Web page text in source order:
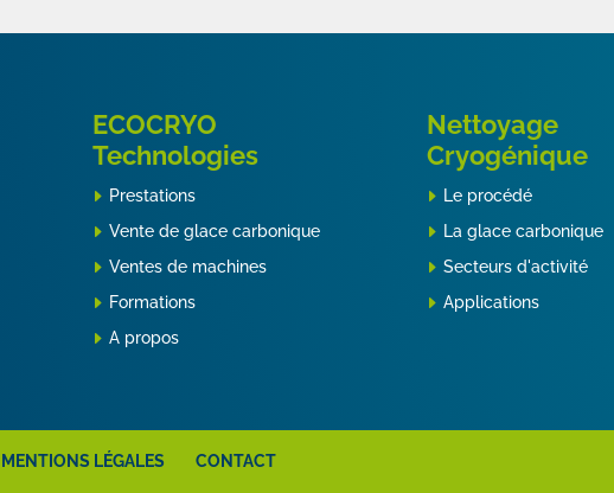
ECOCRYO
Technologies
Prestations
Vente de glace carbonique
Ventes de machines
Formations
A propos
Nettoyage
Cryogénique
Le procédé
La glace carbonique
Secteurs d'activité
Applications
MENTIONS LÉGALES CONTACT